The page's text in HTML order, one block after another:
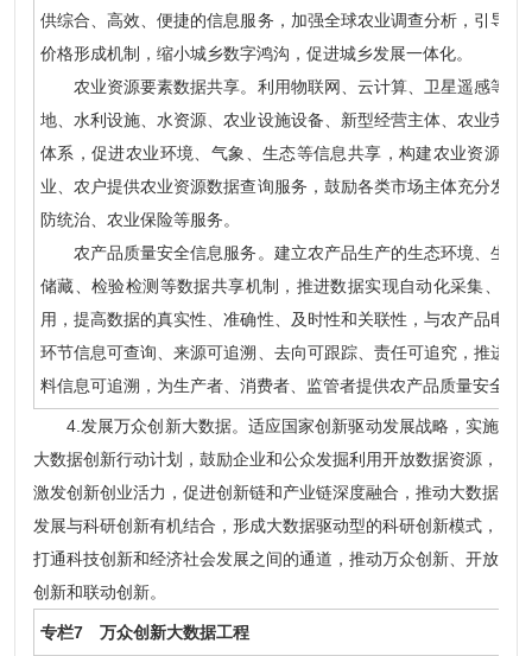
供综合、高效、便捷的信息服务，加强全球农业调查分析，引导
价格形成机制，缩小城乡数字鸿沟，促进城乡发展一体化。
农业资源要素数据共享。利用物联网、云计算、卫星遥感等技
地、水利设施、水资源、农业设施设备、新型经营主体、农业劳
体系，促进农业环境、气象、生态等信息共享，构建农业资源要
业、农户提供农业资源数据查询服务，鼓励各类市场主体充分发
防统治、农业保险等服务。
农产品质量安全信息服务。建立农产品生产的生态环境、生产
储藏、检验检测等数据共享机制，推进数据实现自动化采集、网
用，提高数据的真实性、准确性、及时性和关联性，与农产品电
环节信息可查询、来源可追溯、去向可跟踪、责任可追究，推进
料信息可追溯，为生产者、消费者、监管者提供农产品质量安全信
4.发展万众创新大数据。适应国家创新驱动发展战略，实施
大数据创新行动计划，鼓励企业和公众发掘利用开放数据资源，
激发创新创业活力，促进创新链和产业链深度融合，推动大数据
发展与科研创新有机结合，形成大数据驱动型的科研创新模式，
打通科技创新和经济社会发展之间的通道，推动万众创新、开放
创新和联动创新。
专栏7 万众创新大数据工程